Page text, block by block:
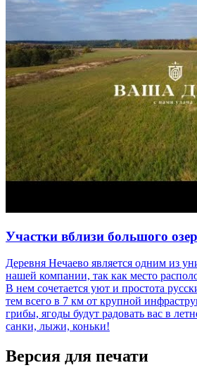
Участки вблизи большого
Деревня Нечаево является одним из
нашей компании, так как место
В нем сочетается уют и простота
тем всего в 7 км от крупной
грибы, ягоды будут радовать вас в
санки, лыжи, коньки!
Версия для печати